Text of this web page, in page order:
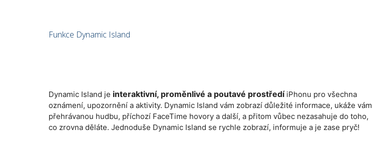
Funkce Dynamic Island
Dynamic Island je interaktivní, proměnlivé a poutavé prostředí iPhonu pro všechna
oznámení, upozornění a aktivity. Dynamic Island vám zobrazí důležité informace, ukáže vám
přehrávanou hudbu, příchozí FaceTime hovory a další, a přitom vůbec nezasahuje do toho,
co zrovna děláte. Jednoduše Dynamic Island se rychle zobrazí, informuje a je zase pryč!